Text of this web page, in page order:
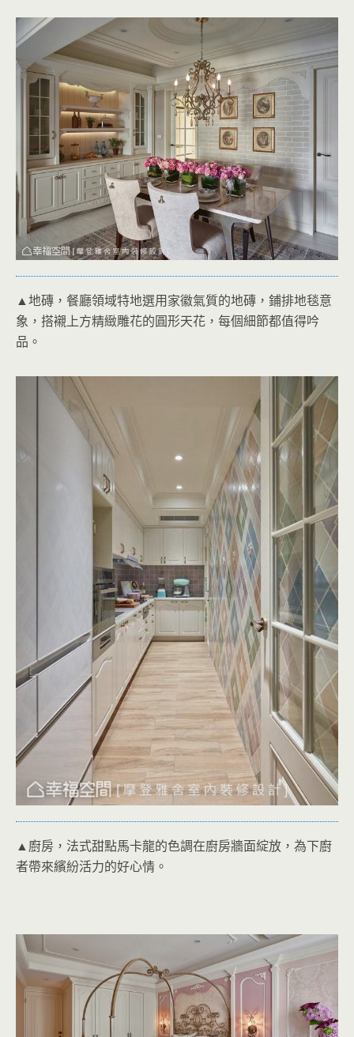
▲地磚，餐廳領域特地選用家徽氣質的地磚，鋪排地毯意
象，搭襯上方精緻雕花的圓形天花，每個細節都值得吟
品。
▲廚房，法式甜點馬卡龍的色調在廚房牆面綻放，為下廚
者帶來繽紛活力的好心情。